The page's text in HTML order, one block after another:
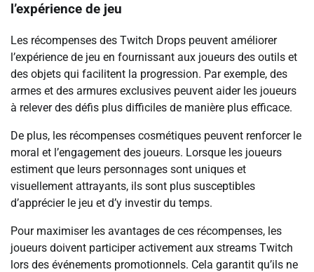
l’expérience de jeu
Les récompenses des Twitch Drops peuvent améliorer
l’expérience de jeu en fournissant aux joueurs des outils et
des objets qui facilitent la progression. Par exemple, des
armes et des armures exclusives peuvent aider les joueurs
à relever des défis plus difficiles de manière plus efficace.
De plus, les récompenses cosmétiques peuvent renforcer le
moral et l’engagement des joueurs. Lorsque les joueurs
estiment que leurs personnages sont uniques et
visuellement attrayants, ils sont plus susceptibles
d’apprécier le jeu et d’y investir du temps.
Pour maximiser les avantages de ces récompenses, les
joueurs doivent participer activement aux streams Twitch
lors des événements promotionnels. Cela garantit qu’ils ne